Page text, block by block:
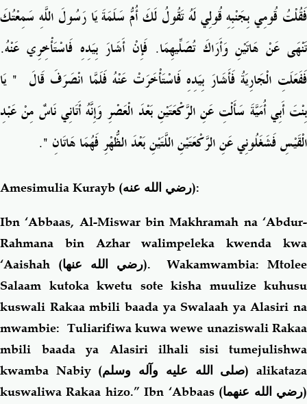
فَقُلْتُ قُومِي بِجَنْبِهِ قُولِي لَهُ تَقُولُ لَكَ أُمُّ سَلَمَةَ يَا رَسُولَ اللَّهِ سَمِعْتُكَ
تَنْهَى عَنْ هَاتَيْنِ وَأَرَاكَ تُصَلِّيهِمَا‏.‏ فَإِنْ أَشَارَ بِيَدِهِ فَاسْتَأْخِرِي عَنْهُ‏.‏
فَفَعَلَتِ الْجَارِيَةُ فَأَشَارَ بِيَدِهِ فَاسْتَأْخَرَتْ عَنْهُ فَلَمَّا انْصَرَفَ قَالَ ‏ " ‏ يَا
بِنْتَ أَبِي أُمَيَّةَ سَأَلْتِ عَنِ الرَّكْعَتَيْنِ بَعْدَ الْعَصْرِ وَإِنَّهُ أَتَانِي نَاسٌ مِنْ عَبْدِ
الْقَيْسِ فَشَغَلُونِي عَنِ الرَّكْعَتَيْنِ اللَّتَيْنِ بَعْدَ الظُّهْرِ فَهُمَا هَاتَانِ ‏ "
‏‏.‏
Amesimulia Kurayb (رضي الله عنه):
Ibn ‘Abbaas, Al-Miswar bin Makhramah na ‘Abdur-
Rahmana bin Azhar walimpeleka kwenda kwa
‘Aaishah
(رضي الله عنها). Wakamwambia: Mtolee
Salaam kutoka kwetu sote kisha muulize kuhusu
kuswali Rakaa mbili baada ya Swalaah ya Alasiri na
mwambie: Tuliarifiwa kuwa wewe unaziswali Rakaa
mbili baada ya Alasiri ilhali sisi tumejulishwa
kwamba Nabiy (صلى الله عليه وآله وسلم) alikataza
kuswaliwa Rakaa hizo.” Ibn ‘Abbaas
(رضي الله عنهما)